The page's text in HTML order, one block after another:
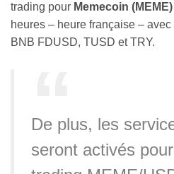
trading pour Memecoin (MEME)
heures – heure française –
BNB FDUSD, TUSD et TRY.
De plus, les
seront activés